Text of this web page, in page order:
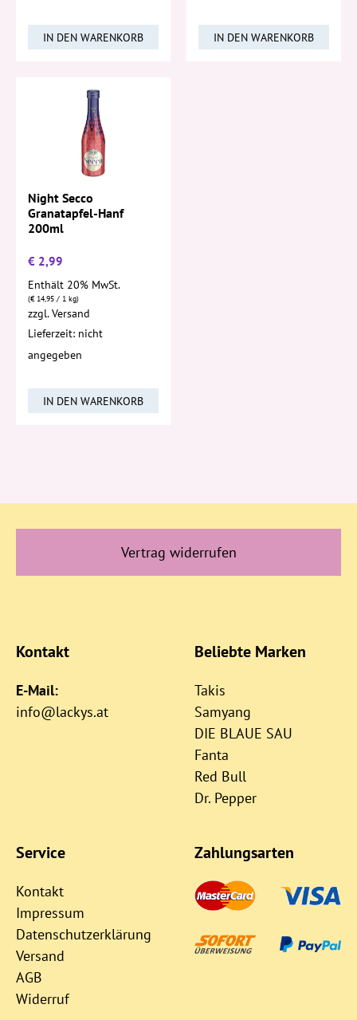
IN DEN WARENKORB IN DEN WARENKORB
Night Secco
Granatapfel-Hanf
200ml
€ 2,99
Enthält 20% MwSt.
(€14,95 / 1 kg)
zzgl.Versand
Lieferzeit: nicht
angegeben
IN DEN WARENKORB
Vertrag widerrufen
Kontakt
E-Mail:
info@lackys.at
Beliebte Marken
Takis
Samyang
DIE BLAUE SAU
Fanta
Red Bull
Dr. Pepper
Service
Kontakt
Impressum
Datenschutzerklärung
Versand
AGB
Widerruf
Zahlungsarten